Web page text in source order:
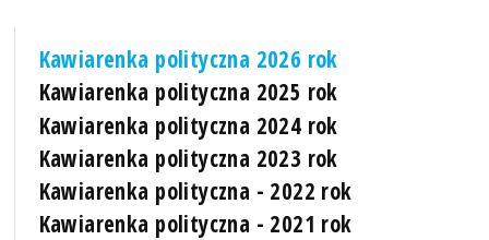
Kawiarenka polityczna 2026 rok
Kawiarenka polityczna 2025 rok
Kawiarenka polityczna 2024 rok
Kawiarenka polityczna 2023 rok
Kawiarenka polityczna - 2022 rok
Kawiarenka polityczna - 2021 rok